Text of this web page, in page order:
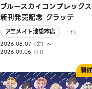
ブルースカイコンプレックス
新刊発売記念 グラッテ
アニメイト池袋本店
…他
2026.08.07（金）〜
2026.09.06（日）